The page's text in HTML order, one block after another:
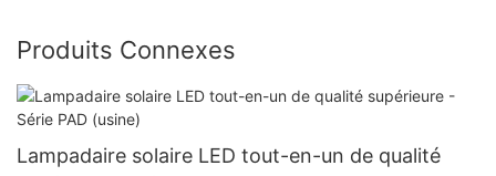
Produits Connexes
Lampadaire solaire LED tout-en-un de qualité